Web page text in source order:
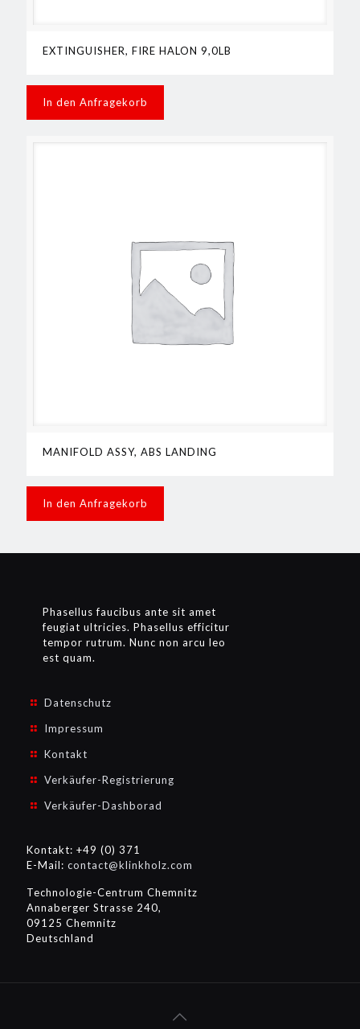
EXTINGUISHER, FIRE HALON 9,0LB
In den Anfragekorb
MANIFOLD ASSY, ABS LANDING
In den Anfragekorb
Phasellus faucibus ante sit amet
feugiat ultricies. Phasellus efficitur
tempor rutrum. Nunc non arcu leo
est quam.
Datenschutz
Impressum
Kontakt
Verkäufer-Registrierung
Verkäufer-Dashborad
Kontakt: +49 (0) 371
E-Mail: contact@klinkholz.com
Technologie-Centrum Chemnitz
Annaberger Strasse 240,
09125 Chemnitz
Deutschland